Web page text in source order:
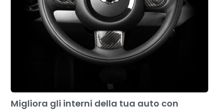
Migliora gli interni della tua auto con